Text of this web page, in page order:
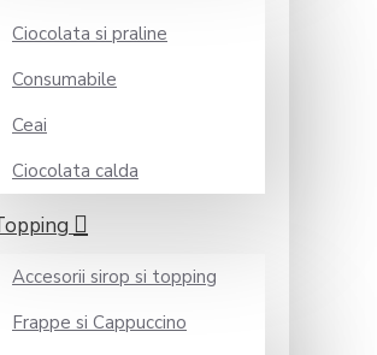
Ciocolata si praline
Consumabile
Ceai
Ciocolata calda
Accesorii sirop si topping
Frappe si Cappuccino